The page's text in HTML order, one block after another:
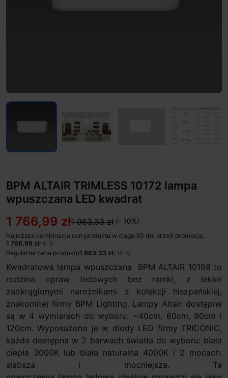
BPM ALTAIR TRIMLESS 10172 lampa
wpuszczana LED kwadrat
1 766,99 zł1 963,33 zł (- 10%)
Najniższa kombinacja cen produktu w ciągu 30 dni przed promocją:
1 766,99 zł/ 0 %
Regularna cena produktu1 963,33 zł/ 10 %
Kwadratowa lampa wpuszczana BPM ALTAIR 10198 to
rodzina opraw ledowych bez ramki, z lekko
zaokrąglonymi narożnikami z kolekcji hiszpańskiej,
znakomitej firmy BPM Lighting. Lampy Altair dostępne
są w 4 wymiarach do wyboru: ~40cm, 60cm, 90cm i
120cm. Wyposażono je w diody LED firmy TRIDONIC,
każda dostępna w 2 barwach światła do wyboru: biała
ciepła 3000K lub biała naturalna 4000K i 2 mocach:
słabsza i mocniejsza. Ta